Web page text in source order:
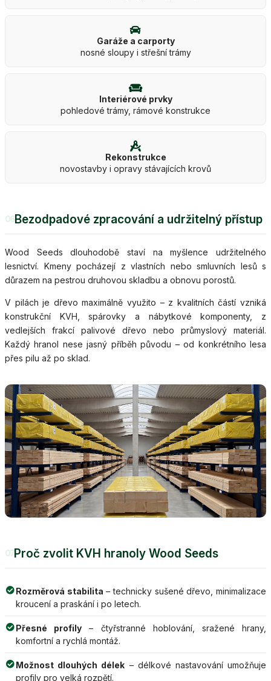
Garáže a carporty
nosné sloupy i střešní trámy
Interiérové prvky
pohledové trámy, rámové konstrukce
Rekonstrukce
novostavby i opravy stávajících krovů
06Bezodpadové zpracování a udržitelný přístup
Wood Seeds dlouhodobě staví na myšlence udržitelného
lesnictví. Kmeny pocházejí z vlastních nebo smluvních lesů s
důrazem na pestrou druhovou skladbu a obnovu porostů.
V pilách je dřevo maximálně využito – z kvalitních částí vzniká
konstrukční KVH, spárovky a nábytkové komponenty, z
vedlejších frakcí palivové dřevo nebo průmyslový materiál.
Každý hranol nese jasný příběh původu – od konkrétního lesa
přes pilu až po sklad.
07Proč zvolit KVH hranoly Wood Seeds
Rozměrová stabilita – technicky sušené dřevo, minimalizace
kroucení a praskání i po letech.
Přesné profily – čtyřstranné hoblování, sražené hrany,
komfortní a rychlá montáž.
Možnost dlouhých délek – délkové nastavování umožňuje
profily pro velká rozpětí.